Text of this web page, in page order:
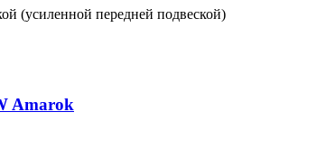
(усиленной передней подвеской)
Amarok